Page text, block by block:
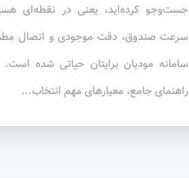
جست‌وجو کرده‌اید، یعنی در نقطه‌ای
سرعت صندوق، دقت موجودی و اتصال
سامانه مودیان برایتان حیاتی شده است.
راهنمای جامع، معیارهای مهم انتخاب...